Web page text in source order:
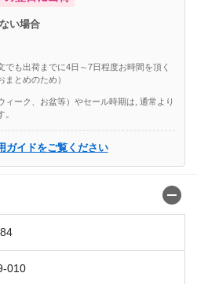
い場合
も出荷までに4日～7日程度お時間を頂く
とめのため）
ーク、お盆等）やセール時期は, 通常より
ガイドをご覧ください
010